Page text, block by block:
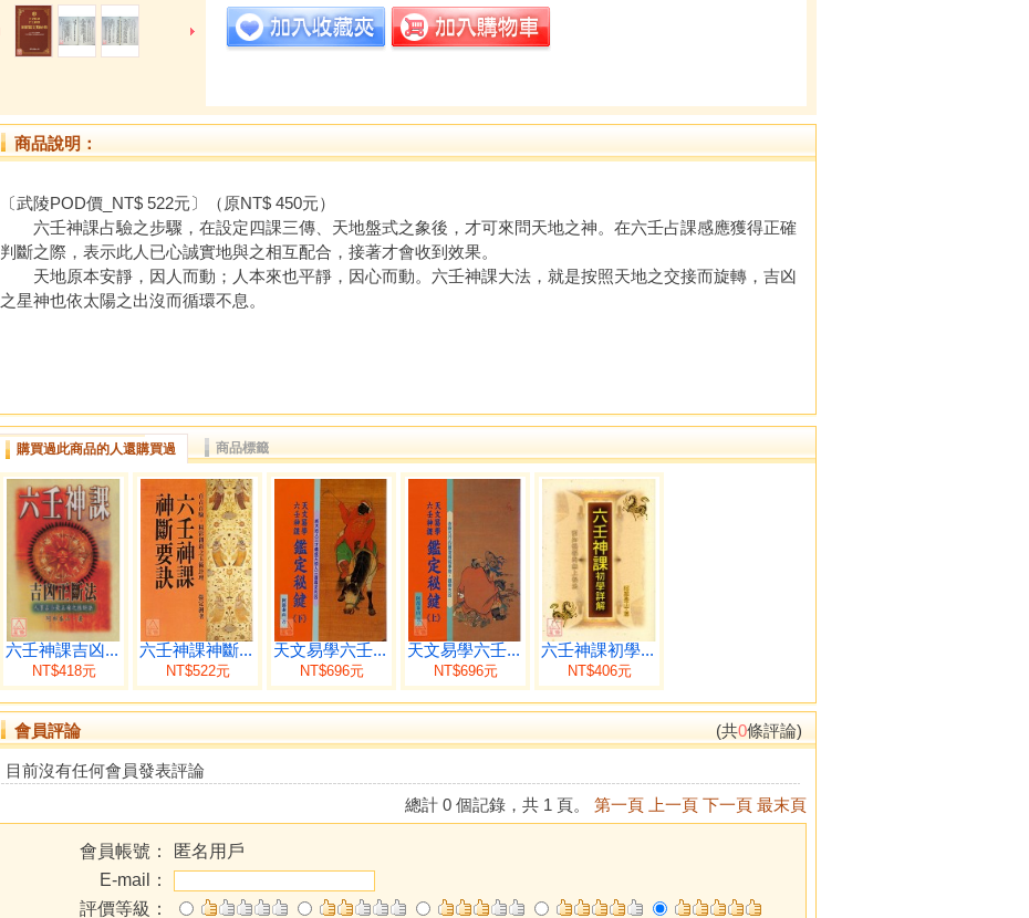
商品說明：
〔武陵POD價_NT$ 522元〕（原NT$ 450元）
六壬神課占驗之步驟，在設定四課三傳、天地盤式之象後，才可來問天地之神。在六壬占課感應獲得正確
判斷之際，表示此人已心誠實地與之相互配合，接著才會收到效果。
天地原本安靜，因人而動；人本來也平靜，因心而動。六壬神課大法，就是按照天地之交接而旋轉，吉凶
之星神也依太陽之出沒而循環不息。
購買過此商品的人還購買過 商品標籤
六壬神課吉凶...
NT$418元
六壬神課神斷...
NT$522元
天文易學六壬...
NT$696元
天文易學六壬...
NT$696元
六壬神課初學...
NT$406元
會員評論 (共0條評論)
目前沒有任何會員發表評論
總計 0 個記錄，共 1 頁。 第一頁 上一頁 下一頁 最末頁
會員帳號：
匿名用戶
E-mail：
評價等級：